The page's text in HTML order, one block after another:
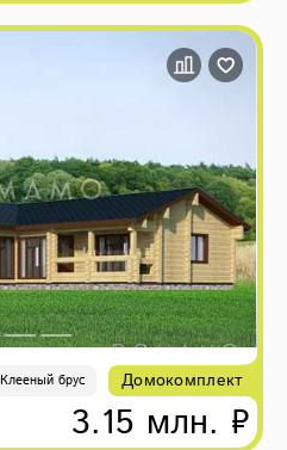
Клееный брус Домокомплект
3.15 млн. ₽